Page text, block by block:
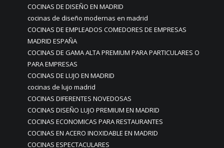
COCINAS DE DISEÑO EN MADRID
cocinas de diseño modernas en madrid
COCINAS DE EMPLEADOS COMEDORES DE EMPRESAS
MADRID ESPAÑA
COCINAS DE GAMA ALTA PREMIUM PARA PARTICULARES O
PARA EMPRESAS
COCINAS DE LUJO EN MADRID
cocinas de lujo madrid
COCINAS DIFERENTES NOVEDOSAS
COCINAS DISEÑO LUJO PREMIUM EN MADRID
COCINAS ECONOMICAS PARA RESTAURANTES
COCINAS EN ACERO INOXIDABLE EN MADRID
COCINAS ESPECTACULARES